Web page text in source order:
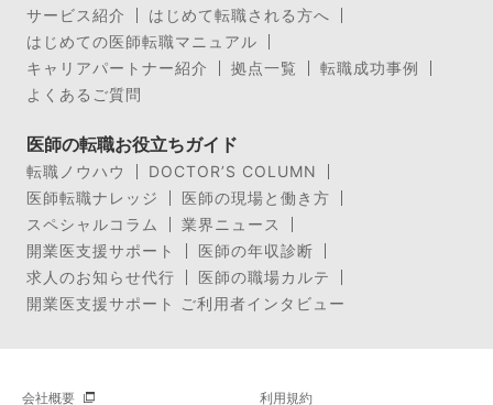
サービス紹介
はじめて転職される方へ
はじめての医師転職マニュアル
キャリアパートナー紹介
拠点一覧
転職成功事例
よくあるご質問
医師の転職お役立ちガイド
転職ノウハウ
DOCTOR’S COLUMN
医師転職ナレッジ
医師の現場と働き方
スペシャルコラム
業界ニュース
開業医支援サポート
医師の年収診断
求人のお知らせ代行
医師の職場カルテ
開業医支援サポート ご利用者インタビュー
会社概要 利用規約